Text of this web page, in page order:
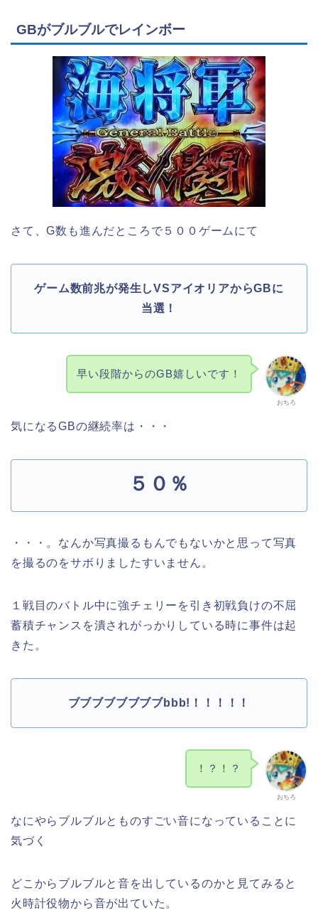
GBがブルブルでレインボー
さて、G数も進んだところで５００ゲームにて
ゲーム数前兆が発生しVSアイオリアからGBに
当選！
おちろ
早い段階からのGB嬉しいです！
気になるGBの継続率は・・・
５０％
・・・。なんか写真撮るもんでもないかと思って写真
を撮るのをサボりましたすいません。
１戦目のバトル中に強チェリーを引き初戦負けの不屈
蓄積チャンスを潰されがっかりしている時に事件は起
きた。
ブブブブブブブブbbb!！！！！！
おちろ
！？！？
なにやらブルブルとものすごい音になっていることに
気づく
どこからブルブルと音を出しているのかと見てみると
火時計役物から音が出ていた。